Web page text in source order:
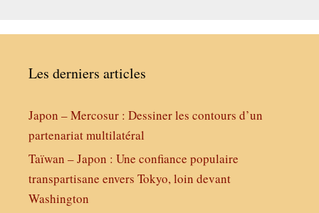
Les derniers articles
Japon – Mercosur : Dessiner les contours d’un
partenariat multilatéral
Taïwan – Japon : Une confiance populaire
transpartisane envers Tokyo, loin devant
Washington